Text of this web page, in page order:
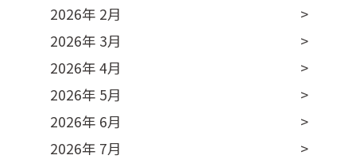
2026年 2月
2026年 3月
2026年 4月
2026年 5月
2026年 6月
2026年 7月